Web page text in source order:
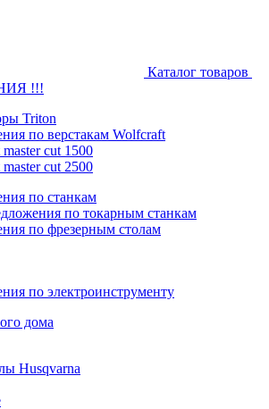
Каталог товаров
!!!
Triton
по верстакам Wolfcraft
cut 1500
cut 2500
по станкам
по токарным станкам
по фрезерным столам
по электроинструменту
дома
Husqvarna